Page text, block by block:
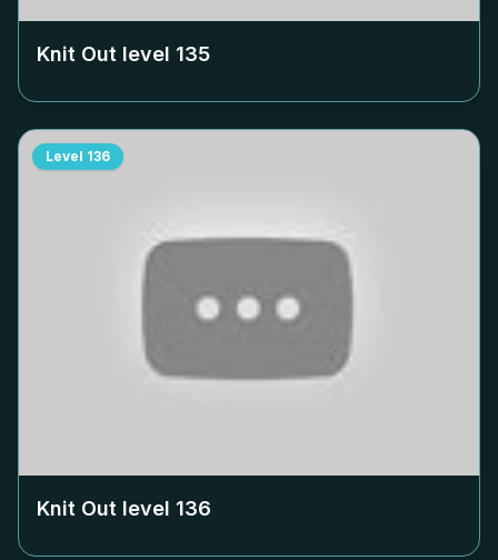
Knit Out level 135
Level 136
Knit Out level 136